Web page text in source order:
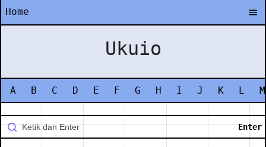
Home
Ukuio
A B C D E F G H I J K L M